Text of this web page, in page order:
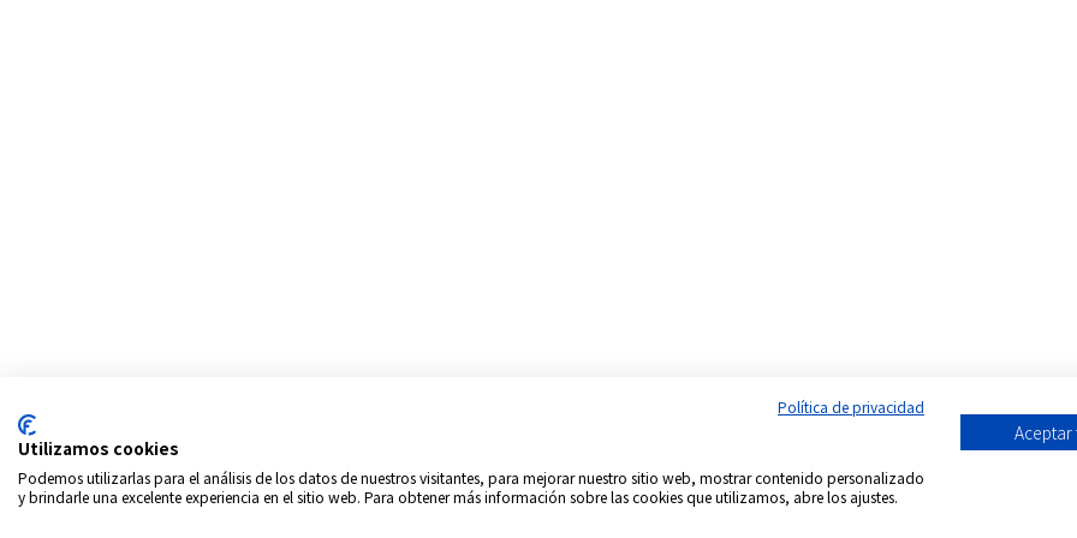
Política de privacidad
Utilizamos cookies
Podemos utilizarlas para el análisis de los datos de nuestros visitantes, para mejorar nuestro sitio web, mostrar contenido personalizado
y brindarle una excelente experiencia en el sitio web. Para obtener más información sobre las cookies que utilizamos, abre los ajustes.